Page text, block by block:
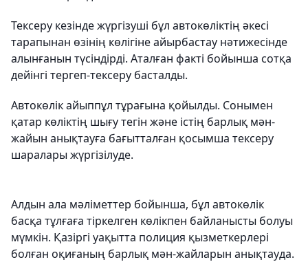
Тексеру кезінде жүргізуші бұл автокөліктің әкесі
тарапынан өзінің көлігіне айырбастау нәтижесінде
алынғанын түсіндірді. Аталған факті бойынша сотқа
дейінгі тергеп-тексеру басталды.
Автокөлік айыппұл тұрағына қойылды. Сонымен
қатар көліктің шығу тегін және істің барлық мән-
жайын анықтауға бағытталған қосымша тексеру
шаралары жүргізілуде.
Алдын ала мәліметтер бойынша, бұл автокөлік
басқа тұлғаға тіркелген көлікпен байланысты болуы
мүмкін. Қазіргі уақытта полиция қызметкерлері
болған оқиғаның барлық мән-жайларын анықтауда.